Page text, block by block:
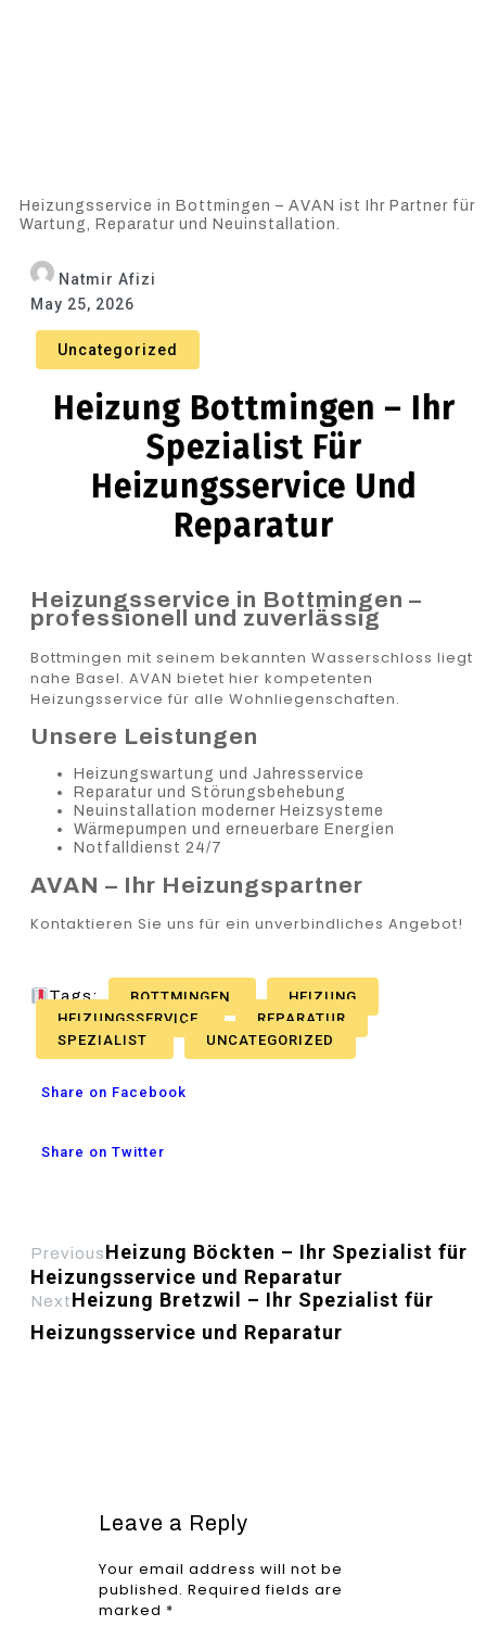
Heizungsservice in Bottmingen – AVAN ist Ihr Partner für
Wartung, Reparatur und Neuinstallation.
Natmir Afizi
May 25, 2026
Uncategorized
Heizung Bottmingen – Ihr
Spezialist Für
Heizungsservice Und
Reparatur
Heizungsservice in Bottmingen –
professionell und zuverlässig
Bottmingen mit seinem bekannten Wasserschloss liegt
nahe Basel. AVAN bietet hier kompetenten
Heizungsservice für alle Wohnliegenschaften.
Unsere Leistungen
Heizungswartung und Jahresservice
Reparatur und Störungsbehebung
Neuinstallation moderner Heizsysteme
Wärmepumpen und erneuerbare Energien
Notfalldienst 24/7
AVAN – Ihr Heizungspartner
Kontaktieren Sie uns für ein unverbindliches Angebot!
Tags: BOTTMINGEN
HEIZUNG
HEIZUNGSSERVICE
REPARATUR
SPEZIALIST
UNCATEGORIZED
Share on Facebook
Share on Twitter
PreviousHeizung Böckten – Ihr Spezialist für
Heizungsservice und Reparatur
NextHeizung Bretzwil – Ihr Spezialist für
Heizungsservice und Reparatur
Leave a Reply
Your email address will not be
published. Required fields are
marked *